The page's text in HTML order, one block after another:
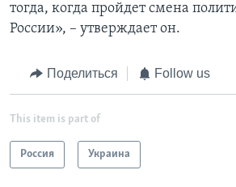
тогда, когда пройдет смена
России», – утверждает он.
Поделиться Follow us
This item is part of
Россия Украина